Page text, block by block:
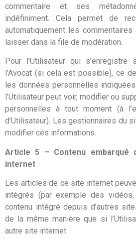
commentaire et ses
indéfiniment. Cela permet de
automatiquement les
laisser dans la file de modération.
Pour l’Utilisateur qui
l’Avocat (si cela est possible), ce
les données personnelles
l’Utilisateur peut voir, modifier ou
personnelles à tout moment (à
d’Utilisateur). Les gestionnaires du
modifier ces informations.
Article 5 – Contenu embarqué
internet
Les articles de ce site internet
intégrés (par exemple des
contenu intégré depuis d’autres
de la même manière que si
autre site internet.